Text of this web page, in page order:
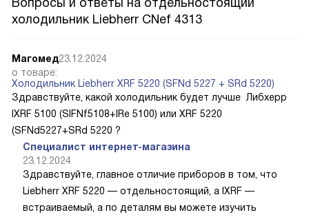
холодильник Liebherr CNef 4313
Магомед23.12.2024
о товаре:
Холодильник Liebherr XRF 5220 (SFNd 5227 + SRd 5220)
Здравствуйте, какой холодильник будет лучше Либхерр
IXRF 5100 (SIFNf5108+IRe 5100) или XRF 5220
(SFNd5227+SRd 5220 ?
Специалист интернет-магазина
23.12.2024
Здравствуйте, главное отличие приборов в том, что
Liebherr XRF 5220 — отдельностоящий, а IXRF —
встраиваемый, а по деталям вы можете изучить